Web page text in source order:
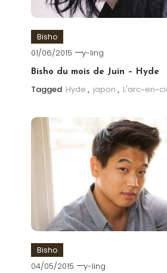
Bisho
01/06/2015 y-ling
Bisho du mois de Juin – Hyde
Tagged Hyde , japon ,
Bisho
04/05/2015 y-ling